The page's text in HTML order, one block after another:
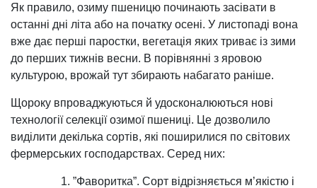
Як правило, озиму пшеницю починають засівати в
останні дні літа або на початку осені. У листопаді вона
вже дає перші паростки, вегетація яких триває із зими
до перших тижнів весни. В порівнянні з яровою
культурою, врожай тут збирають набагато раніше.
Щороку впроваджуються й удосконалюються нові
технології селекції озимої пшениці. Це дозволило
виділити декілька сортів, які поширилися по світових
фермерських господарствах. Серед них:
”Фаворитка”. Сорт відрізняється м’якістю і